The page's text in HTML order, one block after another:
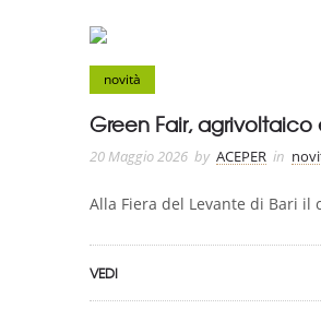
novità
Green Fair, agrivoltaico
20 Maggio 2026 by ACEPER in
Alla Fiera del Levante di Bari
VEDI